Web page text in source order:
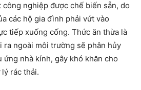
nghiệp được chế biến sẵn, do
các hộ gia đình phải vứt vào
tiếp xuống cống. Thức ăn thừa là
ra ngoài môi trường sẽ phân hủy
ứng nhà kính, gây khó khăn cho
rác thải.